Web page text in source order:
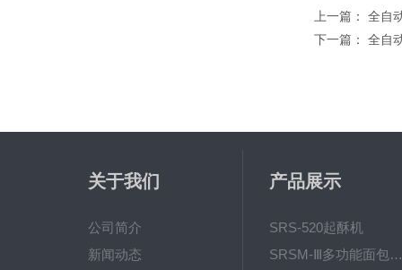
上一篇： 全自
下一篇： 全自
关于我们
公司简介
新闻动态
产品展示
SRS-520起酥机
SRSM-Ⅲ多功能面包生产线 酥饼机